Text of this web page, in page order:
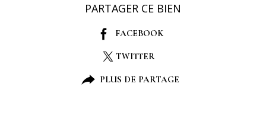
PARTAGER CE BIEN
FACEBOOK
TWITTER
PLUS DE PARTAGE